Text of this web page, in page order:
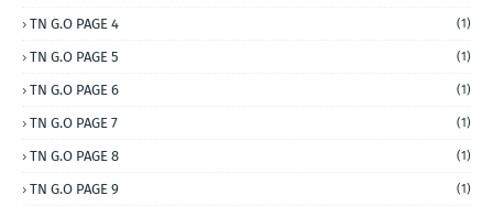
TN G.O PAGE 4 (1)
TN G.O PAGE 5 (1)
TN G.O PAGE 6 (1)
TN G.O PAGE 7 (1)
TN G.O PAGE 8 (1)
TN G.O PAGE 9 (1)